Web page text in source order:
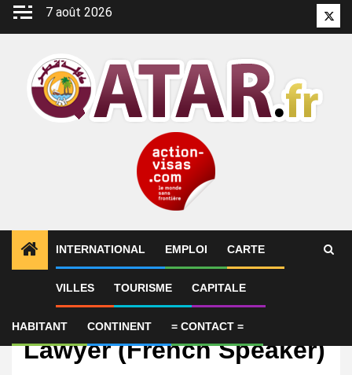
Aller
7 août 2026
INTERNATIONAL EMPLOI CARTE
VILLES TOURISME CAPITALE
HABITANT CONTINENT = CONTACT =
Legal Officer – Junior
Lawyer (French Speaker)